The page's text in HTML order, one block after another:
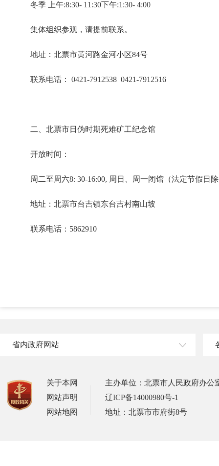
冬季 上午:8:30- 11:30下午:1:30- 4:00
集体组织参观，请提前联系。
地址：北票市黄河路金河小区84号
联系电话： 0421-7912538 0421-7912516
二、北票市日伪时期死难矿工纪念馆
开放时间：
周二至周六8: 30-16:00, 周日、周一闭馆（法定节假日
地址：北票市台吉镇东台吉村南山坡
联系电话：5862910
省内政府网站
关于本网
网站声明
网站地图
主办单位：北票市人民政府办公
辽ICP备14000980号-1
地址：北票市市府街8号